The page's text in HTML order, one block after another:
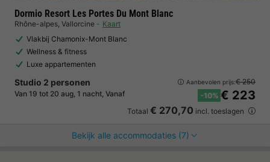
Dormio Resort Les Portes Du Mont Blanc
Rhône-alpes, Vallorcine
Kaart
Vlakbij Chamonix-Mont Blanc
Wellness & fitness
Luxe appartementen
Studio 2 personen
Van 19 tot 20 aug, 1 nacht, Vanaf
Aanbevolen prijs:€ 250
-10% € 223
Totaal € 270,70 incl. toeslagen
Bekijk alle accommodaties (7)